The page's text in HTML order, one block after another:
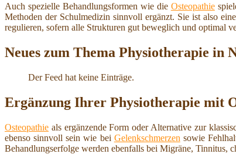
Auch spezielle Behandlungsformen wie die Osteopathie
Methoden der Schulmedizin sinnvoll ergänzt. Sie ist also
regulieren, sofern alle Strukturen gut beweglich und optimal
Neues zum Thema Physiotherapie in
Der Feed hat keine Einträge.
Ergänzung Ihrer Physiotherapie mit
Osteopathie als ergänzende Form oder Alternative zur
ebenso sinnvoll sein wie bei Gelenkschmerzen sowie
Behandlungserfolge werden ebenfalls bei Migräne, Tinnitus,